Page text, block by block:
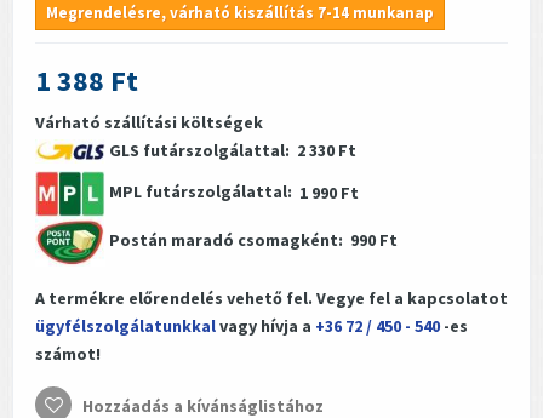
Megrendelésre, várható kiszállítás 7-14 munkanap
1 388 Ft
Várható szállítási költségek
GLS futárszolgálattal: 2 330 Ft
MPL futárszolgálattal: 1 990 Ft
Postán maradó csomagként: 990 Ft
A termékre előrendelés vehető fel. Vegye fel a kapcsolatot
ügyfélszolgálatunkkalvagy hívja a +36 72 / 450 - 540 -es
számot!
Hozzáadás a kívánságlistához